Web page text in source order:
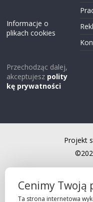
Informacje o
plikach cookies
Przechodząc dalej,
akceptujesz polity
kę prywatności
Projekt
Cenimy Twoją
Ta strona internetowa